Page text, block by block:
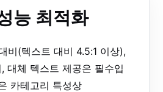
능 최적화
비(텍스트 대비 4.5:1 이상),
대체 텍스트 제공은 필수입
카테고리 특성상